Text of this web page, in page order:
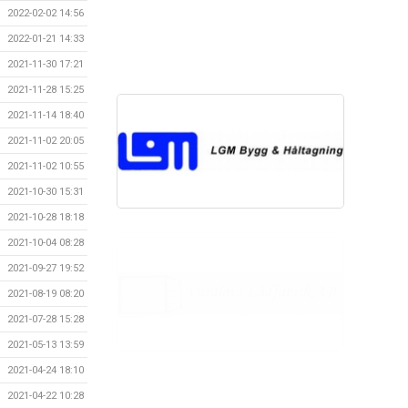
2022-02-02 14:56
2022-01-21 14:33
2021-11-30 17:21
2021-11-28 15:25
2021-11-14 18:40
2021-11-02 20:05
2021-11-02 10:55
2021-10-30 15:31
2021-10-28 18:18
2021-10-04 08:28
2021-09-27 19:52
2021-08-19 08:20
2021-07-28 15:28
2021-05-13 13:59
2021-04-24 18:10
2021-04-22 10:28